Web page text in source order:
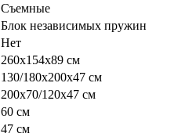
Съемные
Блок независимых пружин
Нет
260х154х89 см
130/180х200х47 см
200х70/120х47 см
60 см
47 см